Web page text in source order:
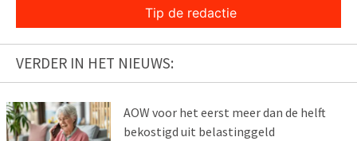
Tip de redactie
VERDER IN HET NIEUWS:
AOW voor het eerst meer dan de helft
bekostigd uit belastinggeld